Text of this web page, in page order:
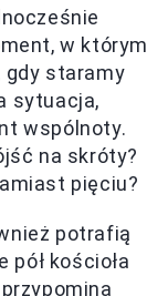
w którym
gdy staramy
sytuacja,
wspólnoty.
na skróty?
pięciu?
potrafią
kościoła